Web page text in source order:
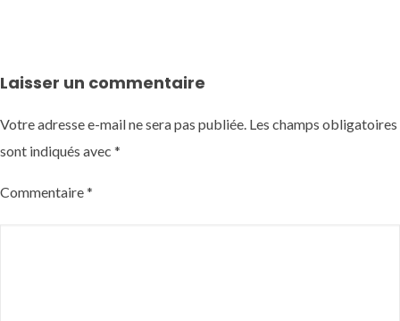
Laisser un commentaire
Votre adresse e-mail ne sera pas publiée. Les champs obligatoires
sont indiqués avec *
Commentaire*